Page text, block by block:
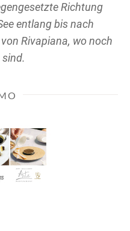
Richtung
entlang bis nach
Rivapiana, wo noch